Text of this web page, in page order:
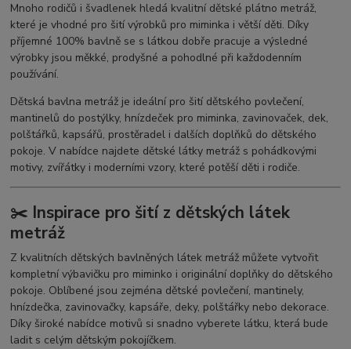
Mnoho rodičů i švadlenek hledá kvalitní dětské plátno metráž,
které je vhodné pro šití výrobků pro miminka i větší děti. Díky
příjemné 100% bavlně se s látkou dobře pracuje a výsledné
výrobky jsou měkké, prodyšné a pohodlné při každodenním
používání.
Dětská bavlna metráž je ideální pro šití dětského povlečení,
mantinelů do postýlky, hnízdeček pro miminka, zavinovaček, dek,
polštářků, kapsářů, prostěradel i dalších doplňků do dětského
pokoje. V nabídce najdete dětské látky metráž s pohádkovými
motivy, zvířátky i moderními vzory, které potěší děti i rodiče.
✂️ Inspirace pro šití z dětských látek
metráž
Z kvalitních dětských bavlněných látek metráž můžete vytvořit
kompletní výbavičku pro miminko i originální doplňky do dětského
pokoje. Oblíbené jsou zejména dětské povlečení, mantinely,
hnízdečka, zavinovačky, kapsáře, deky, polštářky nebo dekorace.
Díky široké nabídce motivů si snadno vyberete látku, která bude
ladit s celým dětským pokojíčkem.